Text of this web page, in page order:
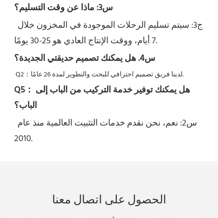
س3: ماذا عن وقت التسليم؟
7 أيام، ووقت الإنتاج العادي هو 25-30 يومًا.
س4. هل يمكنك تصميم حديقتي الجديدة؟
Q2： لدينا فريق تصميم احترافي للبحث والتطوير لمدة 26 عامًا.
Q5：
الباب؟
س2: نعم،
2010.
الحصول على اتصال معنا